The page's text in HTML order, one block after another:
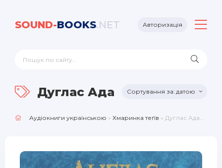
SOUND-BOOKS.NET Авторизація
Дуглас Адамс датою
Аудіокниги українською » Хмаринка теґів » Дуглас Адамс